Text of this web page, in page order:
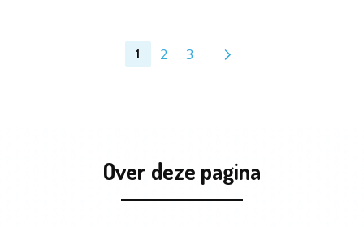
1 2 3
Over deze pagina